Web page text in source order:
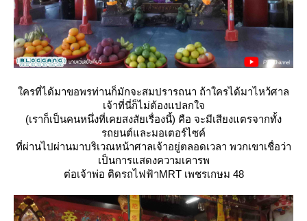
ครที่ได้มาขอพรท่านก็มักจะสมปรารถนา ถ้าใครได้มาไหว้ศาล
เจ้าที่นี่ก็ไม่ต้องแปลกใจ
(เราก็เป็นคนหนึ่งที่เคยสงสัยเรื่องนี้) คือ จะมีเสียงแตรจากทั้ง
รถยนต์และมอเตอร์ไซค์
ที่ผ่านไปผ่านมาบริเวณหน้าศาลเจ้าอยู่ตลอดเวลา พวกเขาเชื่อว่า
เป็นการแสดงความเคารพ
ต่อเจ้าพ่อ ติดรถไฟฟ้าMRT เพชรเกษม 48